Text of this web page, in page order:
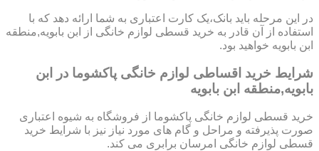
در این مرحله باید بانک،یک کارت اعتباری به شما ارائه دهد که با
استفاده از آن قادر به خرید قسطی لوازم خانگی از ابن بابویه,منطقه
ابن بابویه خواهید بود.
شرایط خرید اقساطی لوازم خانگی پاکشوما در ابن
بابویه,منطقه ابن بابویه
خرید قسطی لوازم خانگی پاکشوما از فروشگاه به شیوه اعتباری
صورت پذیرفته و مراحل و گام های مورد نیاز نیز با شرایط خرید
قسطی لوازم خانگی امرسان برابری می کند.